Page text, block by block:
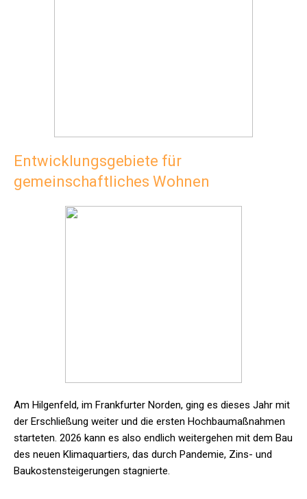
Entwicklungsgebiete für
gemeinschaftliches Wohnen
Am Hilgenfeld, im Frankfurter Norden, ging es dieses Jahr mit
der Erschließung weiter und die ersten Hochbaumaßnahmen
starteten. 2026 kann es also endlich weitergehen mit dem Bau
des neuen Klimaquartiers, das durch Pandemie, Zins- und
Baukostensteigerungen stagnierte.